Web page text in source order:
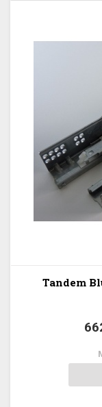
Tandem